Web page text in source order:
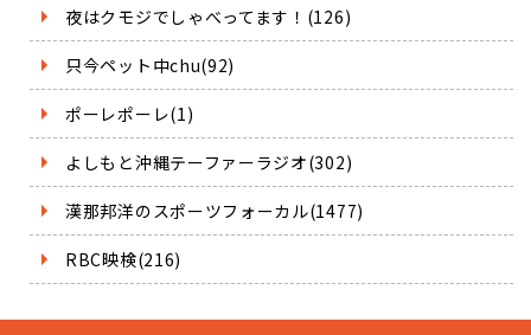
夜はクモジでしゃべってます！(126)
只今ペット中chu(92)
ポーレポーレ(1)
よしもと沖縄テーファーラジオ(302)
漢那邦洋のスポーツフォーカル(1477)
RBC映検(216)